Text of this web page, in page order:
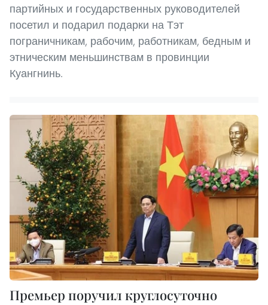
партийных и государственных руководителей
посетил и подарил подарки на Тэт
пограничникам, рабочим, работникам, бедным и
этническим меньшинствам в провинции
Куангнинь.
Премьер поручил круглосуточно